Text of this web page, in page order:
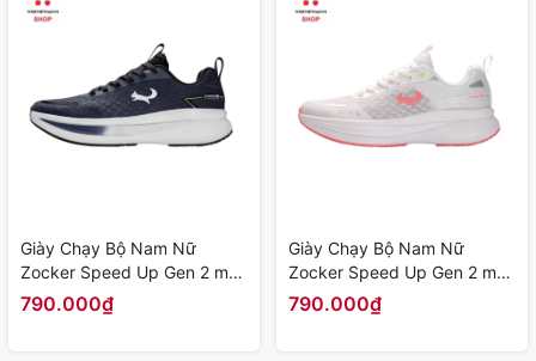
Giày Chạy Bộ Nam Nữ
Zocker Speed Up Gen 2 màu
"Xanh Navy" Z-SU-G2-04 -
Hàng Chính Hãng
790.000₫
Giày Chạy Bộ Nam Nữ
Zocker Speed Up Gen 2 màu
"Be" Z-SU-G2-03 - Hàng
Chính Hãng
790.000₫